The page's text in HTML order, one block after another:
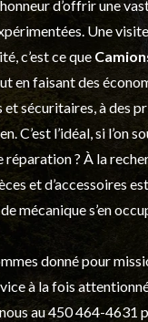
d’offrir une
Une
c’est ce que
en faisant des
sécuritaires, à des
. C’est l’idéal, si l’on
? À la
et d’accessoires
mécanique s’en
donné pour
à la fois
au450 464-4631